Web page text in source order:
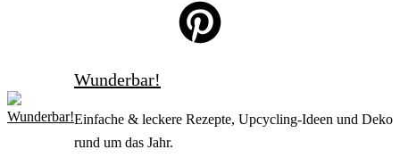
Wunderbar!
Einfache & leckere Rezepte, Upcycling-Ideen und Deko
rund um das Jahr.